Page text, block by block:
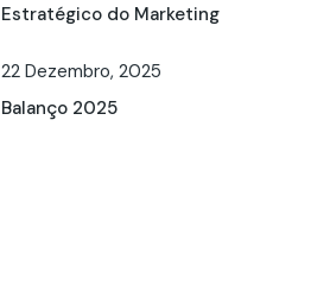
Estratégico do Marketing
22 Dezembro, 2025
Balanço 2025